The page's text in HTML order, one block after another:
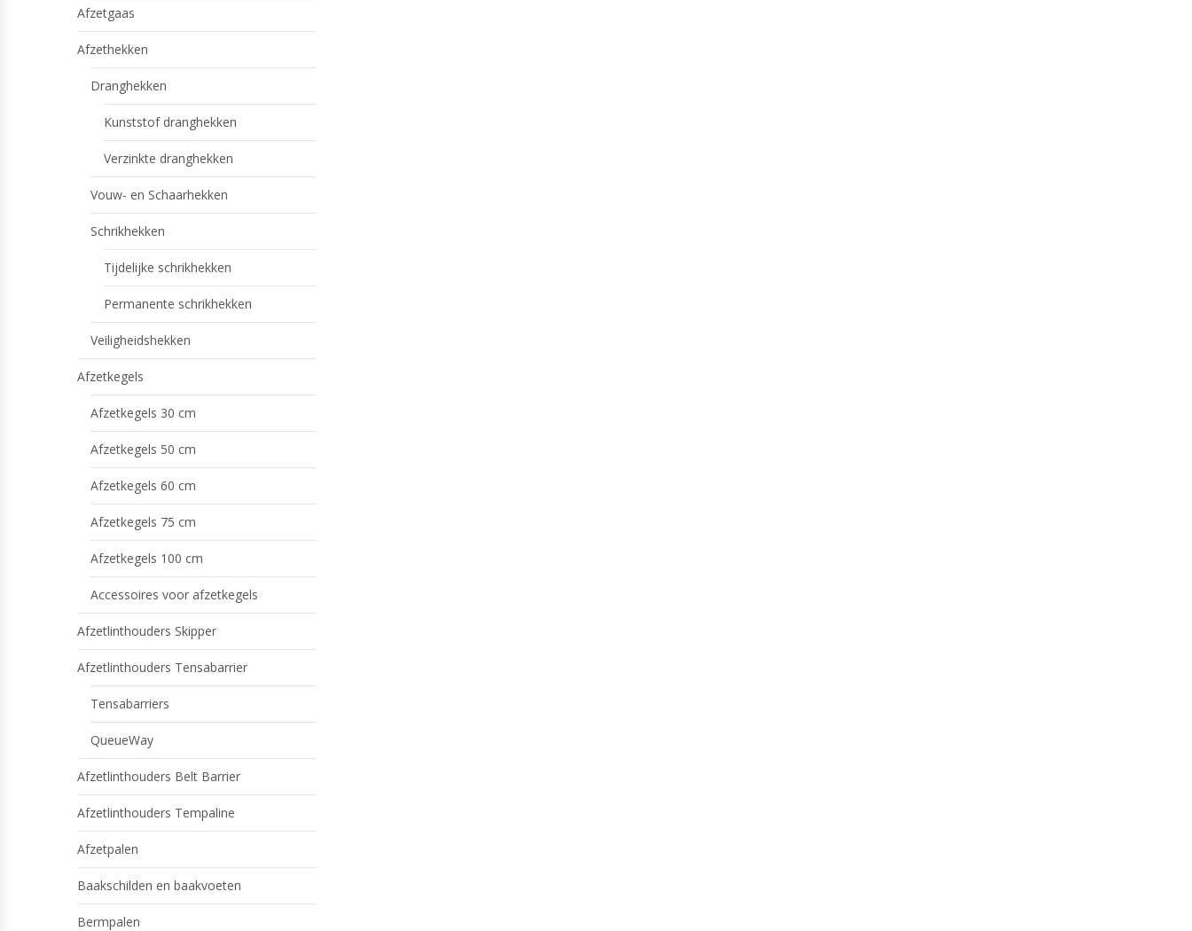
Afzetgaas
Afzethekken
Dranghekken
Kunststof dranghekken
Verzinkte dranghekken
Vouw- en Schaarhekken
Schrikhekken
Tijdelijke schrikhekken
Permanente schrikhekken
Veiligheidshekken
Afzetkegels
Afzetkegels 30 cm
Afzetkegels 50 cm
Afzetkegels 60 cm
Afzetkegels 75 cm
Afzetkegels 100 cm
Accessoires voor afzetkegels
Afzetlinthouders Skipper
Afzetlinthouders Tensabarrier
Tensabarriers
QueueWay
Afzetlinthouders Belt Barrier
Afzetlinthouders Tempaline
Afzetpalen
Baakschilden en baakvoeten
Bermpalen